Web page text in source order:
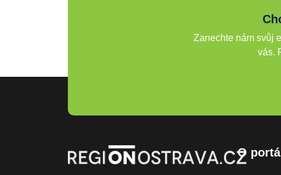
Zanechte nám svůj
vás.
O